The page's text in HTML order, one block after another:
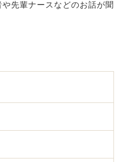
先輩ナースなどのお話が聞